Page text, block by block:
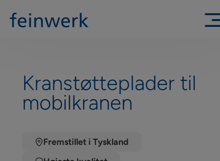
Kranstøtteplader til
mobilkranen
Fremstillet i Tyskland